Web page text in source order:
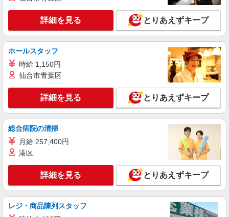
中央静岡ヤクルト販売株式会社／宮加三センター
ヤクルトスタッフ
報酬/完全出来高制 月給100,000円〜150,000円
く30代主婦 Aさん】 働き方：週5日・1日4.5時間
勤務の場合（休憩40分含む） 月収100,000円の収
Bさん】 働き方：週5日・1日6時間勤務の場合（休
憩40分含む） 月収150,000円の収入 時給目安：
1,406円 研修制度あり 研修日数 17日 研修時の給
与 日額4,500円 9:45〜14:00 ※お昼休憩60分
【宅配センター】宮加三 静岡県静岡市清水区
キープ 詳細を見る
派遣社員
株式会社ニジキャリア
【時給】1250円 【月給例】220,000円 1250(時
【勤務地】静岡県静岡市清水区七ツ新屋 【ラ
ンドマーク】 JR草薙駅から自転車で7分
キープ 詳細を見る
詳細を見る とりあえずキープ
ホールスタッフ
時給 1,150円
仙台市青葉区
詳細を見る とりあえずキープ
総合病院の清掃
月給 257,400円
港区
詳細を見る とりあえずキープ
レジ・商品陳列スタッフ